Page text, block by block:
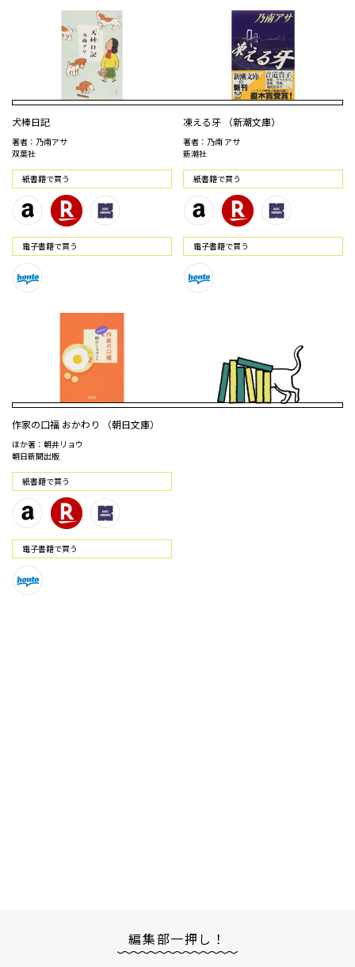
犬棒日記
著者：乃南アサ
双葉社
紙書籍で買う
電⼦書籍で買う
凍える牙 （新潮文庫）
著者：乃南 アサ
新潮社
紙書籍で買う
電⼦書籍で買う
作家の口福 おかわり （朝日文庫）
ほか著：朝井リョウ
朝日新聞出版
紙書籍で買う
電⼦書籍で買う
編集部一押し！